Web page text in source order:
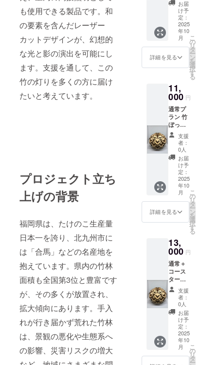
も使用できる製品です。和
の要素を含んだレーザー
カットデザインが、幻想的
な光と影の演出を可能にし
ます。支援を通して、この
竹の灯りを多くの方に届け
たいと考えています。
プロジェクト立ち
上げの背景
福岡県は、たけのこ生産量
日本一を誇り、北九州市に
は「合馬」などの名産地を
抱えています。県内の竹林
面積も全国第3位と豊富です
が、その多くが放置され、
拡大傾向にあります。手入
れが行き届かず荒れた竹林
は、景観の悪化や生態系へ
の影響、災害リスクの増大
使用を
推奨し
ていま
す。 ※
乾留に
よる防
理を
行って
湿った
まま長
時間置
くとカ
ビが生
える場
合がご
ざいま
す。
×高さ30
質：国
産竹集
成材
（高知
県産）
加工方
工＋手
作業に
よる組
立 提供
形式：
完成品
※一定の
所まで
開ける
と蓋が
止まり
ますの
でそれ
以上開
こうと
すると
折れる
ご支援
プラン
です。
【 製品
仕様】
商品
名：竹
ぼっく
り サイ
径 約
17cm ×
高さ 約
13cm
重量：
150g 材
質：国
産竹集
成材
（高知
県産）
加工方
法：
レー
ザー加
工＋手
作業に
Goal
Zero
Micro
Flash
専用設
計 提供
形式：
完成品
※可能な
限り自
然の風
合いを
残すた
めに
コー
ティン
お届
け予
定：
2025
年10
月
詳細を見る
こ
の
リ
タ
ー
ン
を
選
択
す
る
11,
000 円
通常プ
ラン 竹
ぼっく
り×1 3
㎜厚の
国産竹
の集成
材を
レー
ザー
カット
により
精密に
切り抜
き、手
作業に
ずつ組
み立て
まし
た。一
つとし
て同じ
木目は
無く、
オン
リーワ
ンの竹
ぼっく
りとな
りま
す。
【竹
支援
者：
0人
お届
け予
定：
2025
年10
月
詳細を見る
こ
の
リ
タ
ー
ン
を
選
択
す
る
13,
000 円
通常＋
コース
ター
セット
竹ぼっ
くり1個
と竹製
コース
ター(デ
ザイン
ランダ
ム)5種
のセッ
支援
者：
0人
お届
け予
定：
2025
年10
月
こ
の
リ
タ
ー